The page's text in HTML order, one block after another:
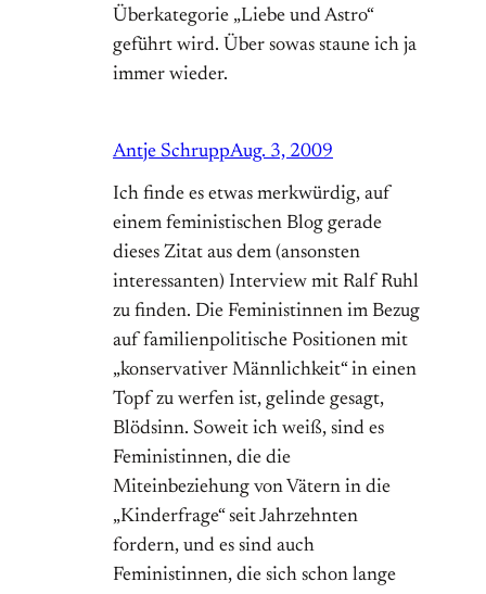
Überkategorie „Liebe und Astro“
geführt wird. Über sowas staune ich ja
immer wieder.
Antje SchruppAug. 3, 2009
Ich finde es etwas merkwürdig, auf
einem feministischen Blog gerade
dieses Zitat aus dem (ansonsten
interessanten) Interview mit Ralf Ruhl
zu finden. Die Feministinnen im Bezug
auf familienpolitische Positionen mit
„konservativer Männlichkeit“ in einen
Topf zu werfen ist, gelinde gesagt,
Blödsinn. Soweit ich weiß, sind es
Feministinnen, die die
Miteinbeziehung von Vätern in die
„Kinderfrage“ seit Jahrzehnten
fordern, und es sind auch
Feministinnen, die sich schon lange